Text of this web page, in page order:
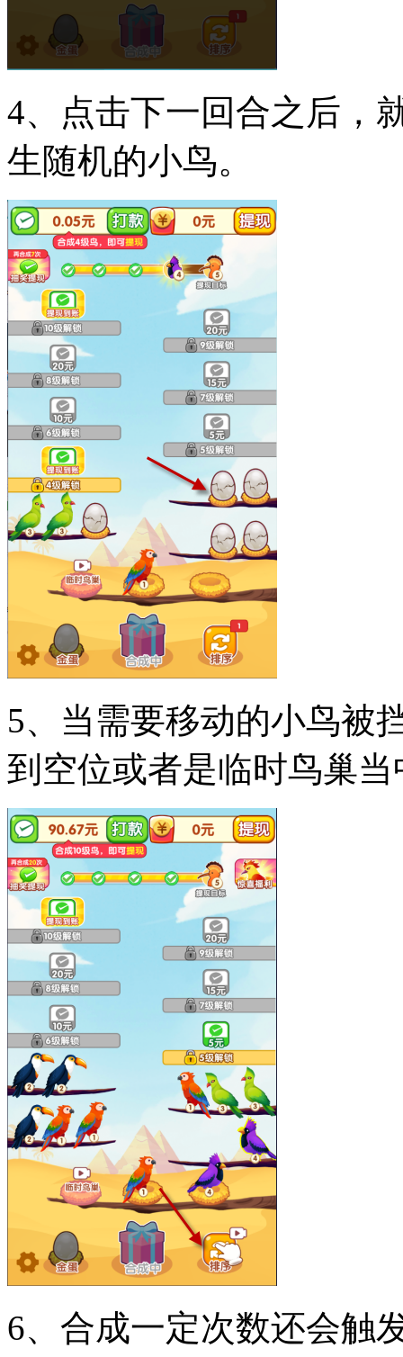
4、点击下一回合之后，
生随机的小鸟。
5、当需要移动的小鸟被
到空位或者是临时鸟巢当
6、合成一定次数还会触